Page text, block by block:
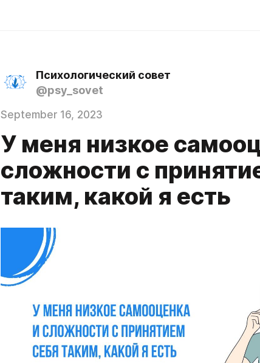
Психологический совет
@psy_sovet
September 16, 2023
У меня низкое
сложности с
таким, какой я есть